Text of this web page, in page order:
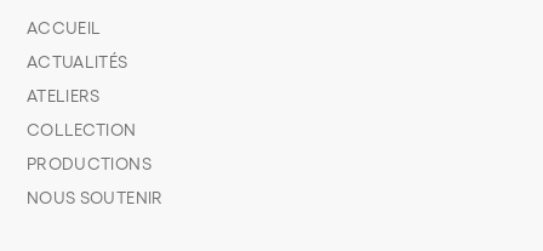
ACCUEIL
ACTUALITÉS
ATELIERS
COLLECTION
PRODUCTIONS
NOUS SOUTENIR